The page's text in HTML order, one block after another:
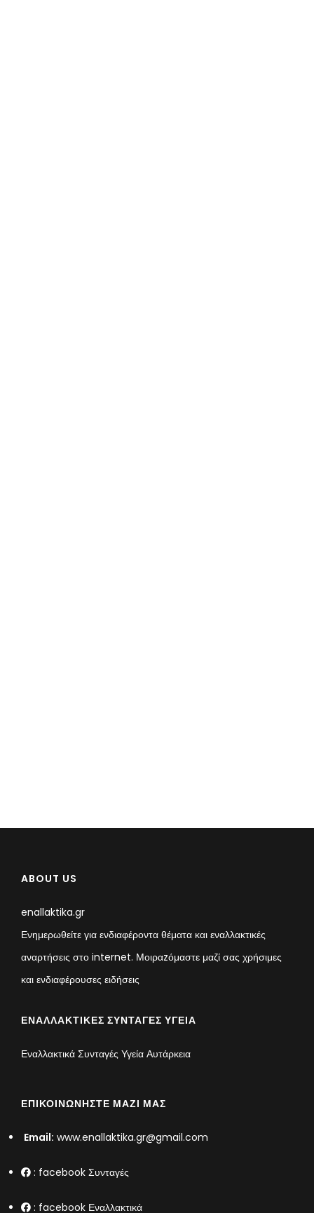
ABOUT US
enallaktika.gr
Ενημερωθείτε για ενδιαφέροντα θέματα και εναλλακτικές
αναρτήσεις στο internet. Μοιραzόμαστε μαζί σας χρήσιμες
και ενδιαφέρουσες ειδήσεις
ΕΝΑΛΛΑΚΤΙΚΈΣ ΣΥΝΤΑΓΈΣ ΥΓΕΊΑ
Εναλλακτικά Συνταγές Υγεία Αυτάρκεια
ΕΠΙΚΟΙΝΩΝΉΣΤΕ ΜΑΖΊ ΜΑΣ
Email: www.enallaktika.gr@gmail.com
: facebook Συνταγές
: facebook Εναλλακτικά